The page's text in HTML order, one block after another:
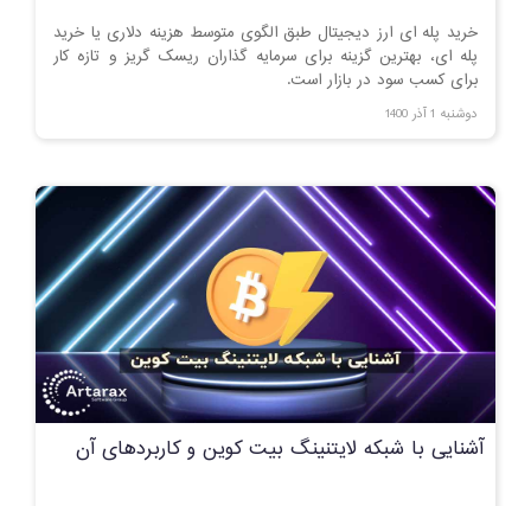
خرید پله ای ارز دیجیتال طبق الگوی متوسط هزینه دلاری یا خرید
پله ای، بهترین گزینه برای سرمایه گذاران ریسک گریز و تازه کار
برای کسب سود در بازار است.
دوشنبه 1 آذر 1400
آشنایی با شبکه لایتنینگ بیت کوین و کاربردهای آن